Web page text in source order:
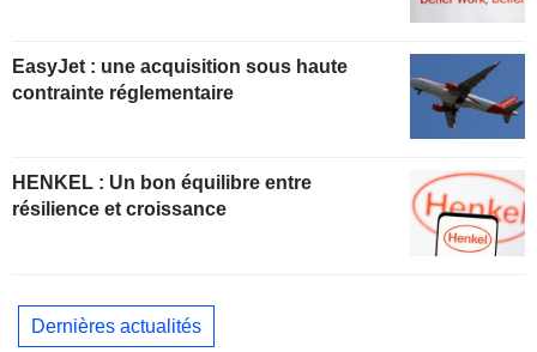
EasyJet : une acquisition sous haute
contrainte réglementaire
HENKEL : Un bon équilibre entre
résilience et croissance
Dernières actualités